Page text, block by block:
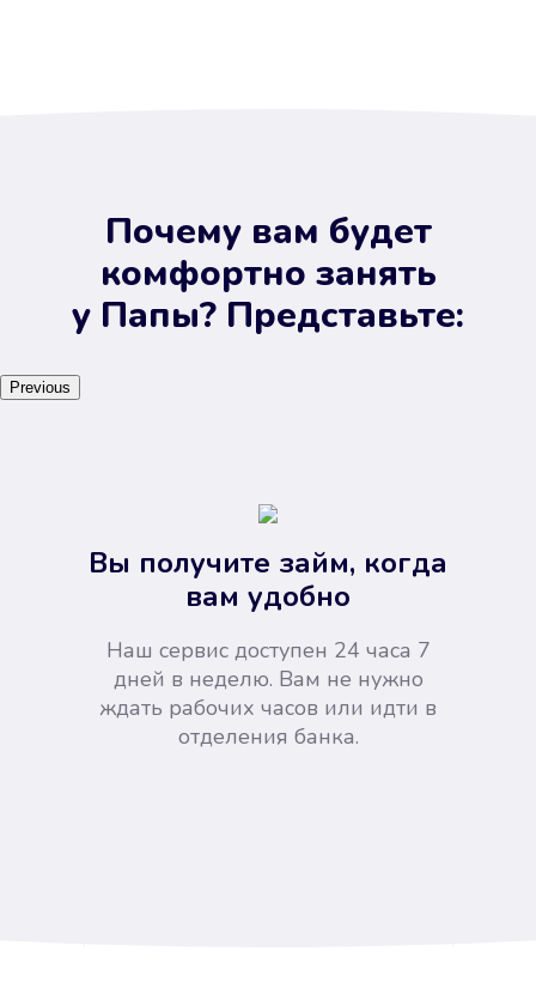
Почему вам будет
комфортно занять
у Папы? Представьте:
Previous
Вы получите займ, когда
вам удобно
Наш сервис доступен 24 часа 7
дней в неделю. Вам не нужно
ждать рабочих часов или идти в
отделения банка.